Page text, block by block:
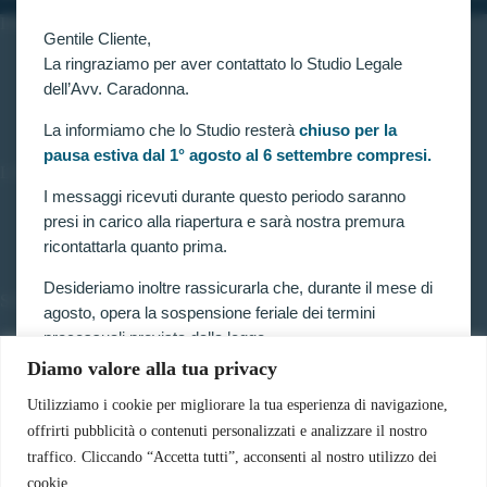
Diamo valore alla tua privacy
Utilizziamo i cookie per migliorare la tua esperienza di navigazione,
offrirti pubblicità o contenuti personalizzati e analizzare il nostro
traffico. Cliccando “Accetta tutti”, acconsenti al nostro utilizzo dei
cookie.
Gentile Cliente,
La ringraziamo per aver contattato lo Studio Legale
dell’Avv. Caradonna.
La informiamo che lo Studio resterà chiuso per la
pausa estiva dal 1° agosto al 6 settembre compresi.
I messaggi ricevuti durante questo periodo saranno
presi in carico alla riapertura e sarà nostra premura
ricontattarla quanto prima.
Desideriamo inoltre rassicurarla che, durante il mese di
agosto, opera la sospensione feriale dei termini
processuali prevista dalla legge.
Pertanto, nella generalità dei casi, i termini relativi a
ricorsi, impugnazioni e agli altri adempimenti
processuali, compresi quelli dinanzi al TAR, sono
sospesi.
Home
Chi siamo
Contatti
Prenota consulenza
Privacy e Cookie Policy
Forze armate e polizia
Concorsi pubblici
Pubblico impiego
Contratti con la pubblica amministrazione
Vittime del dovere ed equiparati